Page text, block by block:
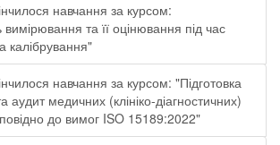
навчання за курсом:
вимірювання та її оцінювання під час
калібрування"
навчання за курсом: "Підготовка
аудит медичних (клініко-діагностичних)
до вимог ISO 15189:2022"